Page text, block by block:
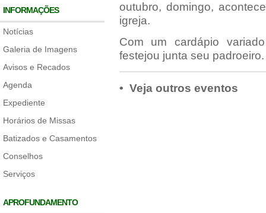
INFORMAÇÕES
Notícias
Galeria de Imagens
Avisos e Recados
Agenda
Expediente
Horários de Missas
Batizados e Casamentos
Conselhos
Serviços
APROFUNDAMENTO
outubro, domingo,
igreja.
Com um cardápio
festejou junta seu padroeiro.
• Veja outros eventos